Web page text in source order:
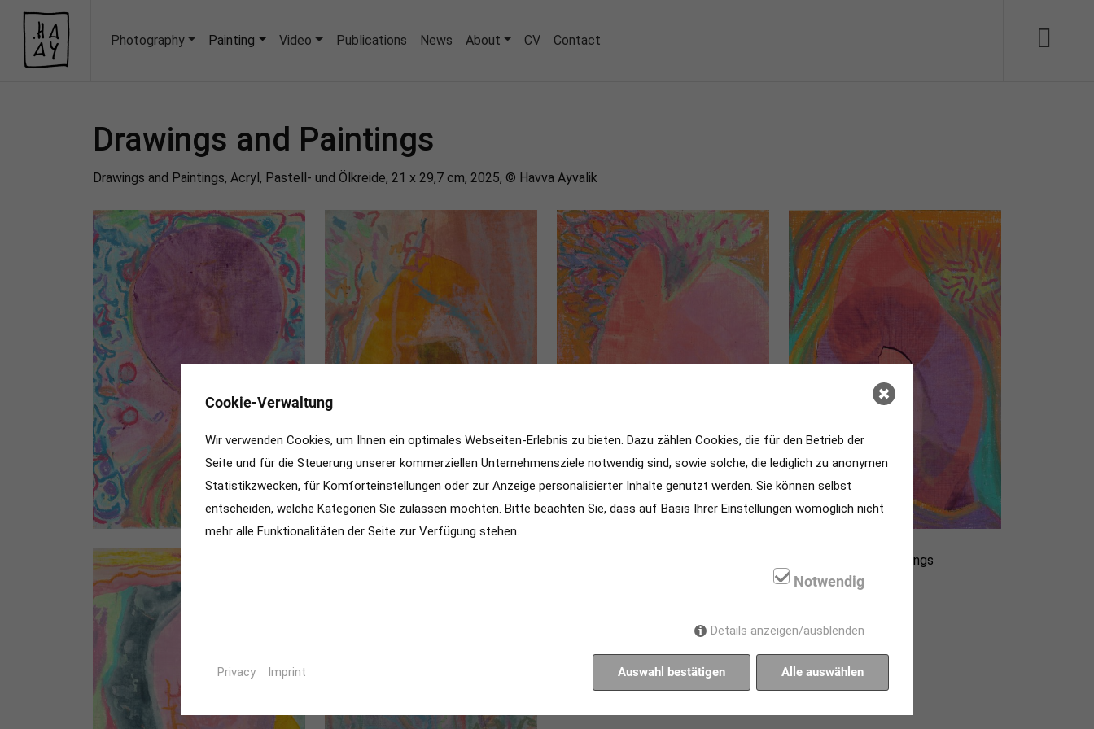
Photography Painting Video Publications News About CV Contact
Drawings and Paintings
Dra­wings and Pain­tings, Acryl, Pas­tell- und Öl­krei­de, 21 x 29,7 cm, 2025, © Havva Ayva­lik
Cookie-Verwaltung
Wir verwenden Cookies, um Ihnen ein optimales Webseiten-Erlebnis zu bieten. Dazu zählen Cookies, die für den Betrieb der
Seite und für die Steuerung unserer kommerziellen Unternehmensziele notwendig sind, sowie solche, die lediglich zu anonymen
Statistikzwecken, für Komforteinstellungen oder zur Anzeige personalisierter Inhalte genutzt werden. Sie können selbst
entscheiden, welche Kategorien Sie zulassen möchten. Bitte beachten Sie, dass auf Basis Ihrer Einstellungen womöglich nicht
mehr alle Funktionalitäten der Seite zur Verfügung stehen.
Notwendig
Details anzeigen/ausblenden
Auswahl bestätigen Alle auswählen
Privacy Imprint